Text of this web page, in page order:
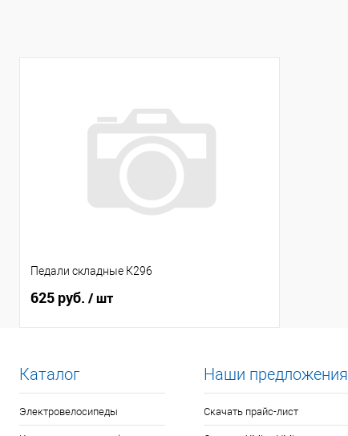
Педали складные К296
625 руб. / шт
Каталог
Электровелосипеды
Наши предложения
Скачать прайс-лист